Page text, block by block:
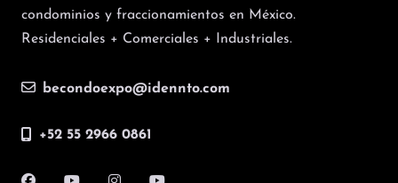
condominios y fraccionamientos en México.
Residenciales + Comerciales + Industriales.
becondoexpo@idennto.com
+52 55 2966 0861